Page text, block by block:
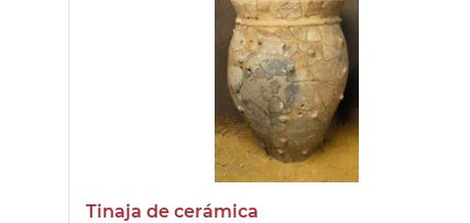
Tinaja de cerámica